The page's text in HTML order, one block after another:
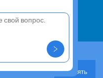
согласие на
от
Принять